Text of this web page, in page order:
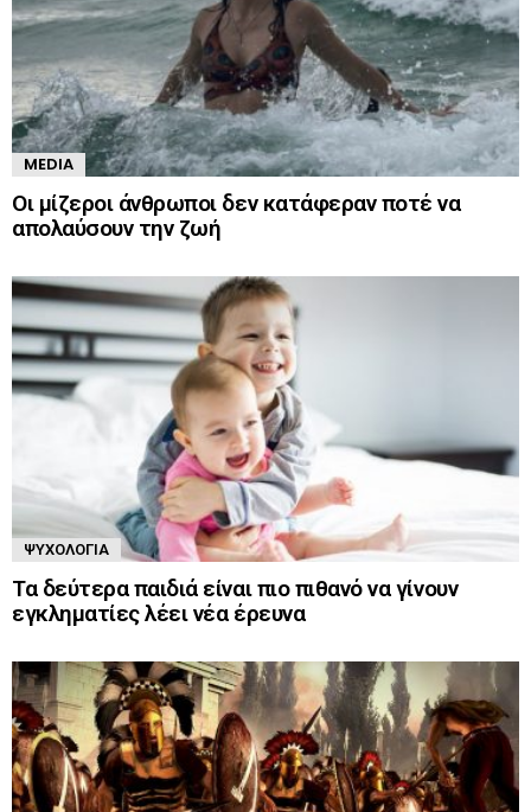
MEDIA
Οι μίζεροι άνθρωποι δεν κατάφεραν ποτέ να
απολαύσουν την ζωή
ΨΥΧΟΛΟΓΊΑ
Τα δεύτερα παιδιά είναι πιο πιθανό να γίνουν
εγκληματίες λέει νέα έρευνα